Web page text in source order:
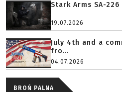
Stark Arms SA-
19.07.2026
July 4th and a
fro...
04.07.2026
BROŃ PALNA